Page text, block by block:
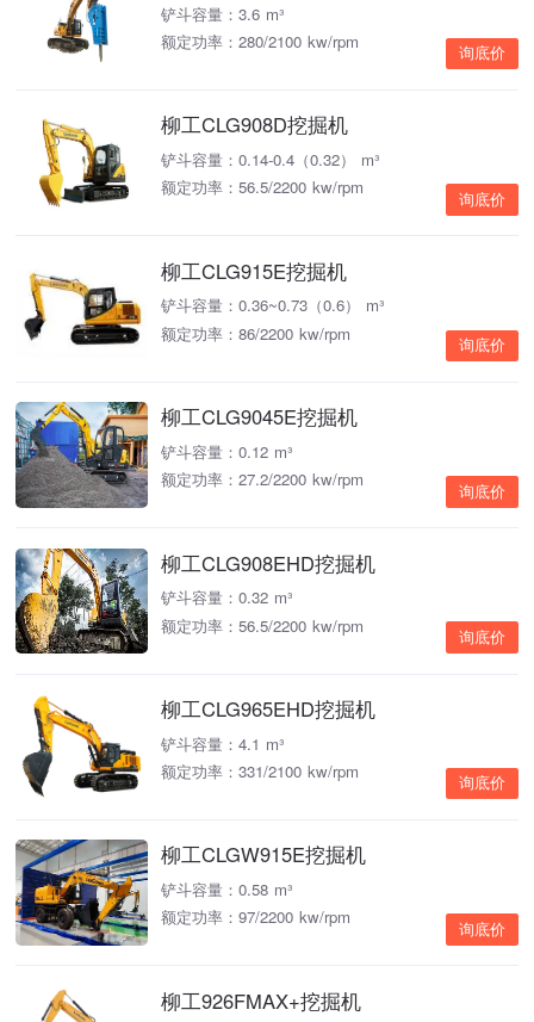
铲斗容量：3.6 m³
额定功率：280/2100 kw/rpm
询底价
柳工CLG908D挖掘机
铲斗容量：0.14-0.4（0.32） m³
额定功率：56.5/2200 kw/rpm
询底价
柳工CLG915E挖掘机
铲斗容量：0.36~0.73（0.6） m³
额定功率：86/2200 kw/rpm
询底价
柳工CLG9045E挖掘机
铲斗容量：0.12 m³
额定功率：27.2/2200 kw/rpm
询底价
柳工CLG908EHD挖掘机
铲斗容量：0.32 m³
额定功率：56.5/2200 kw/rpm
询底价
柳工CLG965EHD挖掘机
铲斗容量：4.1 m³
额定功率：331/2100 kw/rpm
询底价
柳工CLGW915E挖掘机
铲斗容量：0.58 m³
额定功率：97/2200 kw/rpm
询底价
柳工926FMAX+挖掘机